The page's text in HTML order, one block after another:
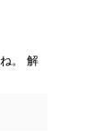
。 解